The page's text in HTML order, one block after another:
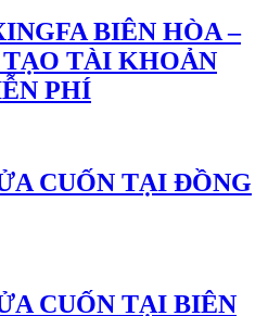
BIÊN HÒA –
TÀI KHOẢN
PHÍ
CUỐN TẠI ĐỒNG
CUỐN TẠI BIÊN